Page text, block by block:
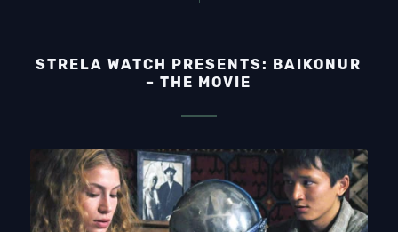
STRELA WATCH PRESENTS: BAIKONUR
– THE MOVIE